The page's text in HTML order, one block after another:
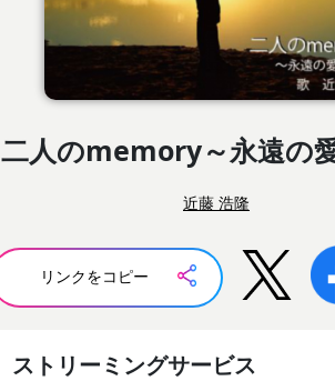
二人のmemory～永遠の
近藤 浩隆
リンクをコピー
ストリーミングサービス